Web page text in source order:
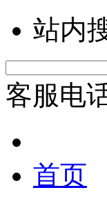
站内
客服电
首页